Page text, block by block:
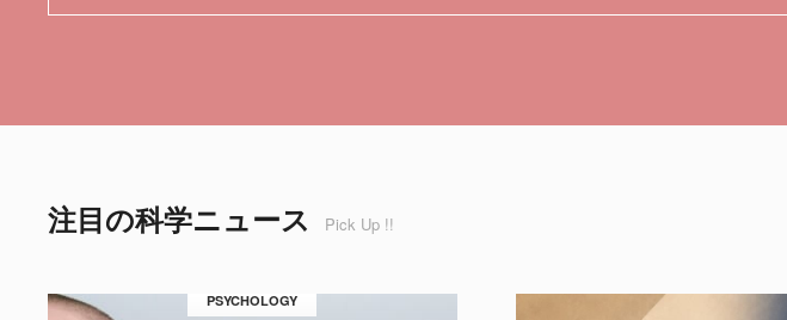
注目の科学ニュース Pick Up !!
PSYCHOLOGY